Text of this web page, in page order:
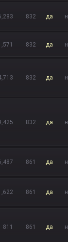
832 да
832 да
832 да
832 да
861 да
861 да
811 861 да